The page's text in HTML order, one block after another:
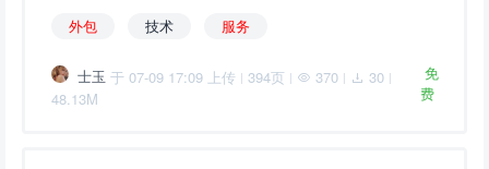
外包 技术 服务
士玉 于 07-09 17:09 上传 | 394页 | 370 | 30 |
48.13M
免
费